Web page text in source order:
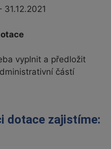
vyplnit a předložit
částí
dotace zajistíme: